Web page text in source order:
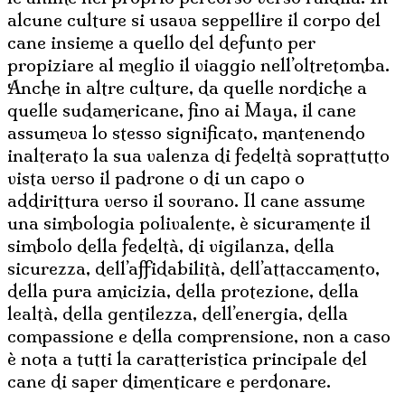
alcune culture si usava seppellire il corpo del
cane insieme a quello del defunto per
propiziare al meglio il viaggio nell’oltretomba.
Anche in altre culture, da quelle nordiche a
quelle sudamericane, fino ai Maya, il cane
assumeva lo stesso significato, mantenendo
inalterato la sua valenza di fedeltà soprattutto
vista verso il padrone o di un capo o
addirittura verso il sovrano. Il cane assume
una simbologia polivalente, è sicuramente il
simbolo della fedeltà, di vigilanza, della
sicurezza, dell’affidabilità, dell’attaccamento,
della pura amicizia, della protezione, della
lealtà, della gentilezza, dell’energia, della
compassione e della comprensione, non a caso
è nota a tutti la caratteristica principale del
cane di saper dimenticare e perdonare.